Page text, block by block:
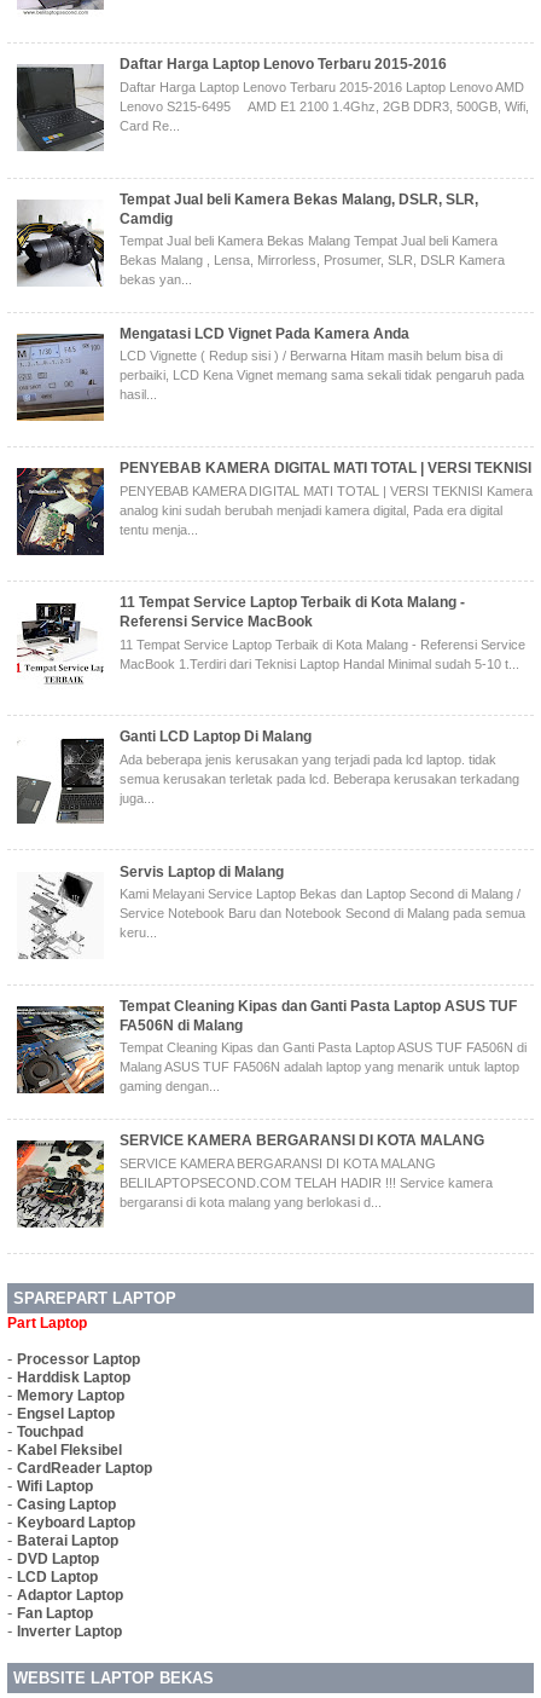
Daftar Harga Laptop Lenovo Terbaru 2015-2016
Daftar Harga Laptop Lenovo Terbaru 2015-2016 Laptop Lenovo AMD
Lenovo S215-6495 AMD E1 2100 1.4Ghz, 2GB DDR3, 500GB, Wifi,
Card Re...
Tempat Jual beli Kamera Bekas Malang, DSLR, SLR,
Camdig
Tempat Jual beli Kamera Bekas Malang Tempat Jual beli Kamera
Bekas Malang , Lensa, Mirrorless, Prosumer, SLR, DSLR Kamera
bekas yan...
Mengatasi LCD Vignet Pada Kamera Anda
LCD Vignette ( Redup sisi ) / Berwarna Hitam masih belum bisa di
perbaiki, LCD Kena Vignet memang sama sekali tidak pengaruh pada
hasil...
PENYEBAB KAMERA DIGITAL MATI TOTAL | VERSI TEKNISI
PENYEBAB KAMERA DIGITAL MATI TOTAL | VERSI TEKNISI Kamera
analog kini sudah berubah menjadi kamera digital, Pada era digital
tentu menja...
11 Tempat Service Laptop Terbaik di Kota Malang -
Referensi Service MacBook
11 Tempat Service Laptop Terbaik di Kota Malang - Referensi Service
MacBook 1.Terdiri dari Teknisi Laptop Handal Minimal sudah 5-10 t...
Ganti LCD Laptop Di Malang
Ada beberapa jenis kerusakan yang terjadi pada lcd laptop. tidak
semua kerusakan terletak pada lcd. Beberapa kerusakan terkadang
juga...
Servis Laptop di Malang
Kami Melayani Service Laptop Bekas dan Laptop Second di Malang /
Service Notebook Baru dan Notebook Second di Malang pada semua
keru...
Tempat Cleaning Kipas dan Ganti Pasta Laptop ASUS TUF
FA506N di Malang
Tempat Cleaning Kipas dan Ganti Pasta Laptop ASUS TUF FA506N di
Malang ASUS TUF FA506N adalah laptop yang menarik untuk laptop
gaming dengan...
SERVICE KAMERA BERGARANSI DI KOTA MALANG
SERVICE KAMERA BERGARANSI DI KOTA MALANG
BELILAPTOPSECOND.COM TELAH HADIR !!! Service kamera
bergaransi di kota malang yang berlokasi d...
SPAREPART LAPTOP
Part Laptop
- Processor Laptop
- Harddisk Laptop
- Memory Laptop
- Engsel Laptop
- Touchpad
- Kabel Fleksibel
- CardReader Laptop
- Wifi Laptop
- Casing Laptop
- Keyboard Laptop
- Baterai Laptop
- DVD Laptop
- LCD Laptop
- Adaptor Laptop
- Fan Laptop
- Inverter Laptop
WEBSITE LAPTOP BEKAS